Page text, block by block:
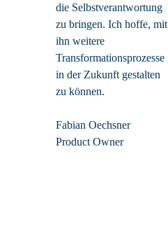
die Selbstverantwortung
zu bringen. Ich hoffe, mit
ihn weitere
Transformationsprozesse
in der Zukunft gestalten
zu können.
Fabian Oechsner
Product Owner